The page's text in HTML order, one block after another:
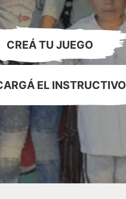
CREÁ TU JUEGO
EL INSTRUCTIVO